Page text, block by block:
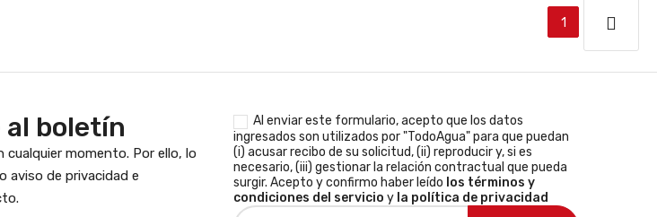
1
boletín
cualquier momento. Por ello, lo
aviso de privacidad e
Al enviar este formulario, acepto que los datos
ingresados son utilizados por "TodoAgua" para que puedan
(i) acusar recibo de su solicitud, (ii) reproducir y, si es
necesario, (iii) gestionar la relación contractual que pueda
surgir. Acepto y confirmo haber leído los términos y
condiciones del servicio y la política de privacidad